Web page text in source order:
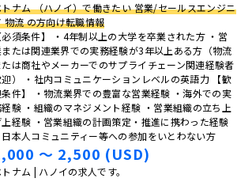
ナム （ハノイ）で働きたい 営業/セールスエンジニ
物流 の方向け転職情報
必須条件】 ・4年制以上の大学を卒業された方 ・営
たは関連業界での実務経験が3年以上ある方（物流
たは商社やメーカーでのサプライチェーン関連経験者
） ・社内コミュニケーションレベルの英語力 【歓
件】 ・物流業界での豊富な営業経験 ・海外での実
験 ・組織のマネジメント経験 ・営業組織の立ち上
上経験 ・営業組織の計画策定・推進に携わった経験
日本人コミュニティー等への参加をいとわない方
〜 2,500 (USD)
ナム | ハノイの求人です。